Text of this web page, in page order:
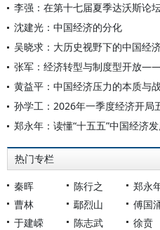
李强：在第十七届夏季达沃斯论
沈建光：中国经济的分化
吴晓求：大历史视野下的中国经
张军：经济转型与制度型开放
黄益平：中国经济压力的本质与
孙学工：2026年一季度经济开局
郑永年：读懂“十五五”中国经济
热门专栏
秦晖 陈行之 郑永
曹林
鄢烈山 傅国
于建嵘
陈志武 徐贲